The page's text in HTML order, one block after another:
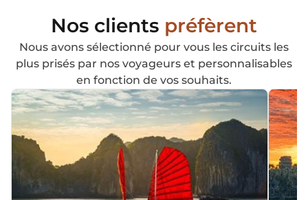
Nos clients préfèrent
Nous avons sélectionné pour vous les circuits les
plus prisés par nos voyageurs et personnalisables
en fonction de vos souhaits.